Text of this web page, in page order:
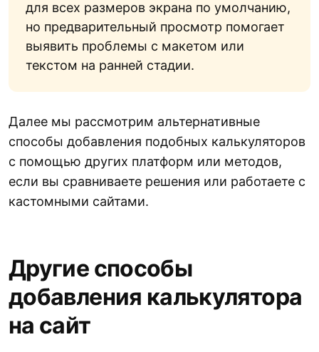
для всех размеров экрана по умолчанию,
но предварительный просмотр помогает
выявить проблемы с макетом или
текстом на ранней стадии.
Далее мы рассмотрим альтернативные
способы добавления подобных калькуляторов
с помощью других платформ или методов,
если вы сравниваете решения или работаете с
кастомными сайтами.
Другие способы
добавления калькулятора
на сайт